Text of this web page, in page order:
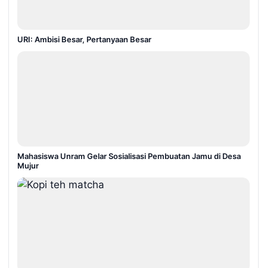
URI: Ambisi Besar, Pertanyaan Besar
Mahasiswa Unram Gelar Sosialisasi Pembuatan Jamu di Desa
Mujur